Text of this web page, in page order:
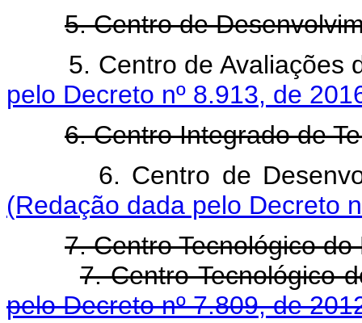
5. Centro de
5. Centro de
pelo Decreto nº 8.913, de
6. Centro Integrado de
6. Centro de
(Redação dada pelo Decreto
7. Centro Tecnológico do
7. Centro
pelo Decreto nº 7.809, de